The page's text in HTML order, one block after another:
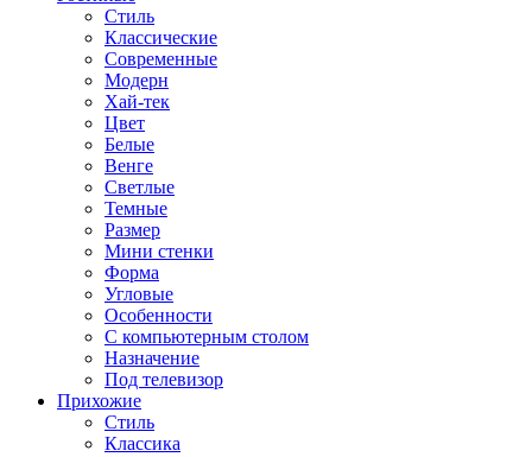
Стиль
Классические
Современные
Модерн
Хай-тек
Цвет
Белые
Венге
Светлые
Темные
Размер
Мини стенки
Форма
Угловые
Особенности
С компьютерным столом
Назначение
Под телевизор
Прихожие
Стиль
Классика